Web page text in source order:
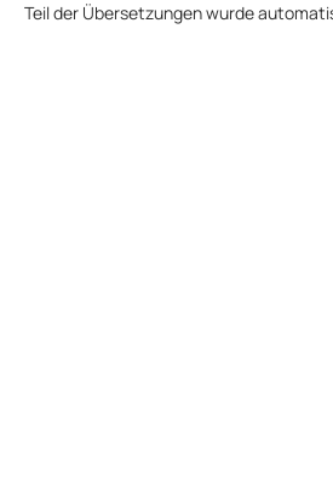
Teil der Übersetzungen wurde